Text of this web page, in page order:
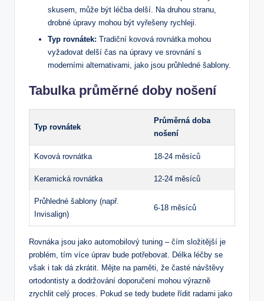
skusem, může být léčba delší. Na druhou stranu,
drobné úpravy mohou být vyřešeny rychleji.
Typ rovnátek: Tradiční kovová rovnátka mohou
vyžadovat delší čas na úpravy ve srovnání s
moderními alternativami, jako jsou průhledné šablony.
Tabulka průměrné doby nošení
Typ rovnátek
Průměrná doba
nošení
Kovová rovnátka 18-24 měsíců
Keramická rovnátka 12-24 měsíců
Průhledné šablony (např.
Invisalign)
6-18 měsíců
Rovnáka jsou jako automobilový tuning – čím složitější je
problém, tím více úprav bude potřebovat. Délka léčby se
však i tak dá zkrátit. Mějte na paměti, že časté návštěvy
ortodontisty a dodržování doporučení mohou výrazně
zrychlit celý proces. Pokud se tedy budete řídit radami jako